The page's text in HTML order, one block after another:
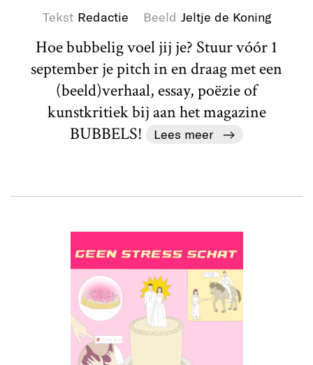
Tekst Redactie Beeld Jeltje de Koning
Hoe bubbelig voel jij je? Stuur vóór 1
september je pitch in en draag met een
(beeld)verhaal, essay, poëzie of
kunstkritiek bij aan het magazine
BUBBELS!
Lees meer